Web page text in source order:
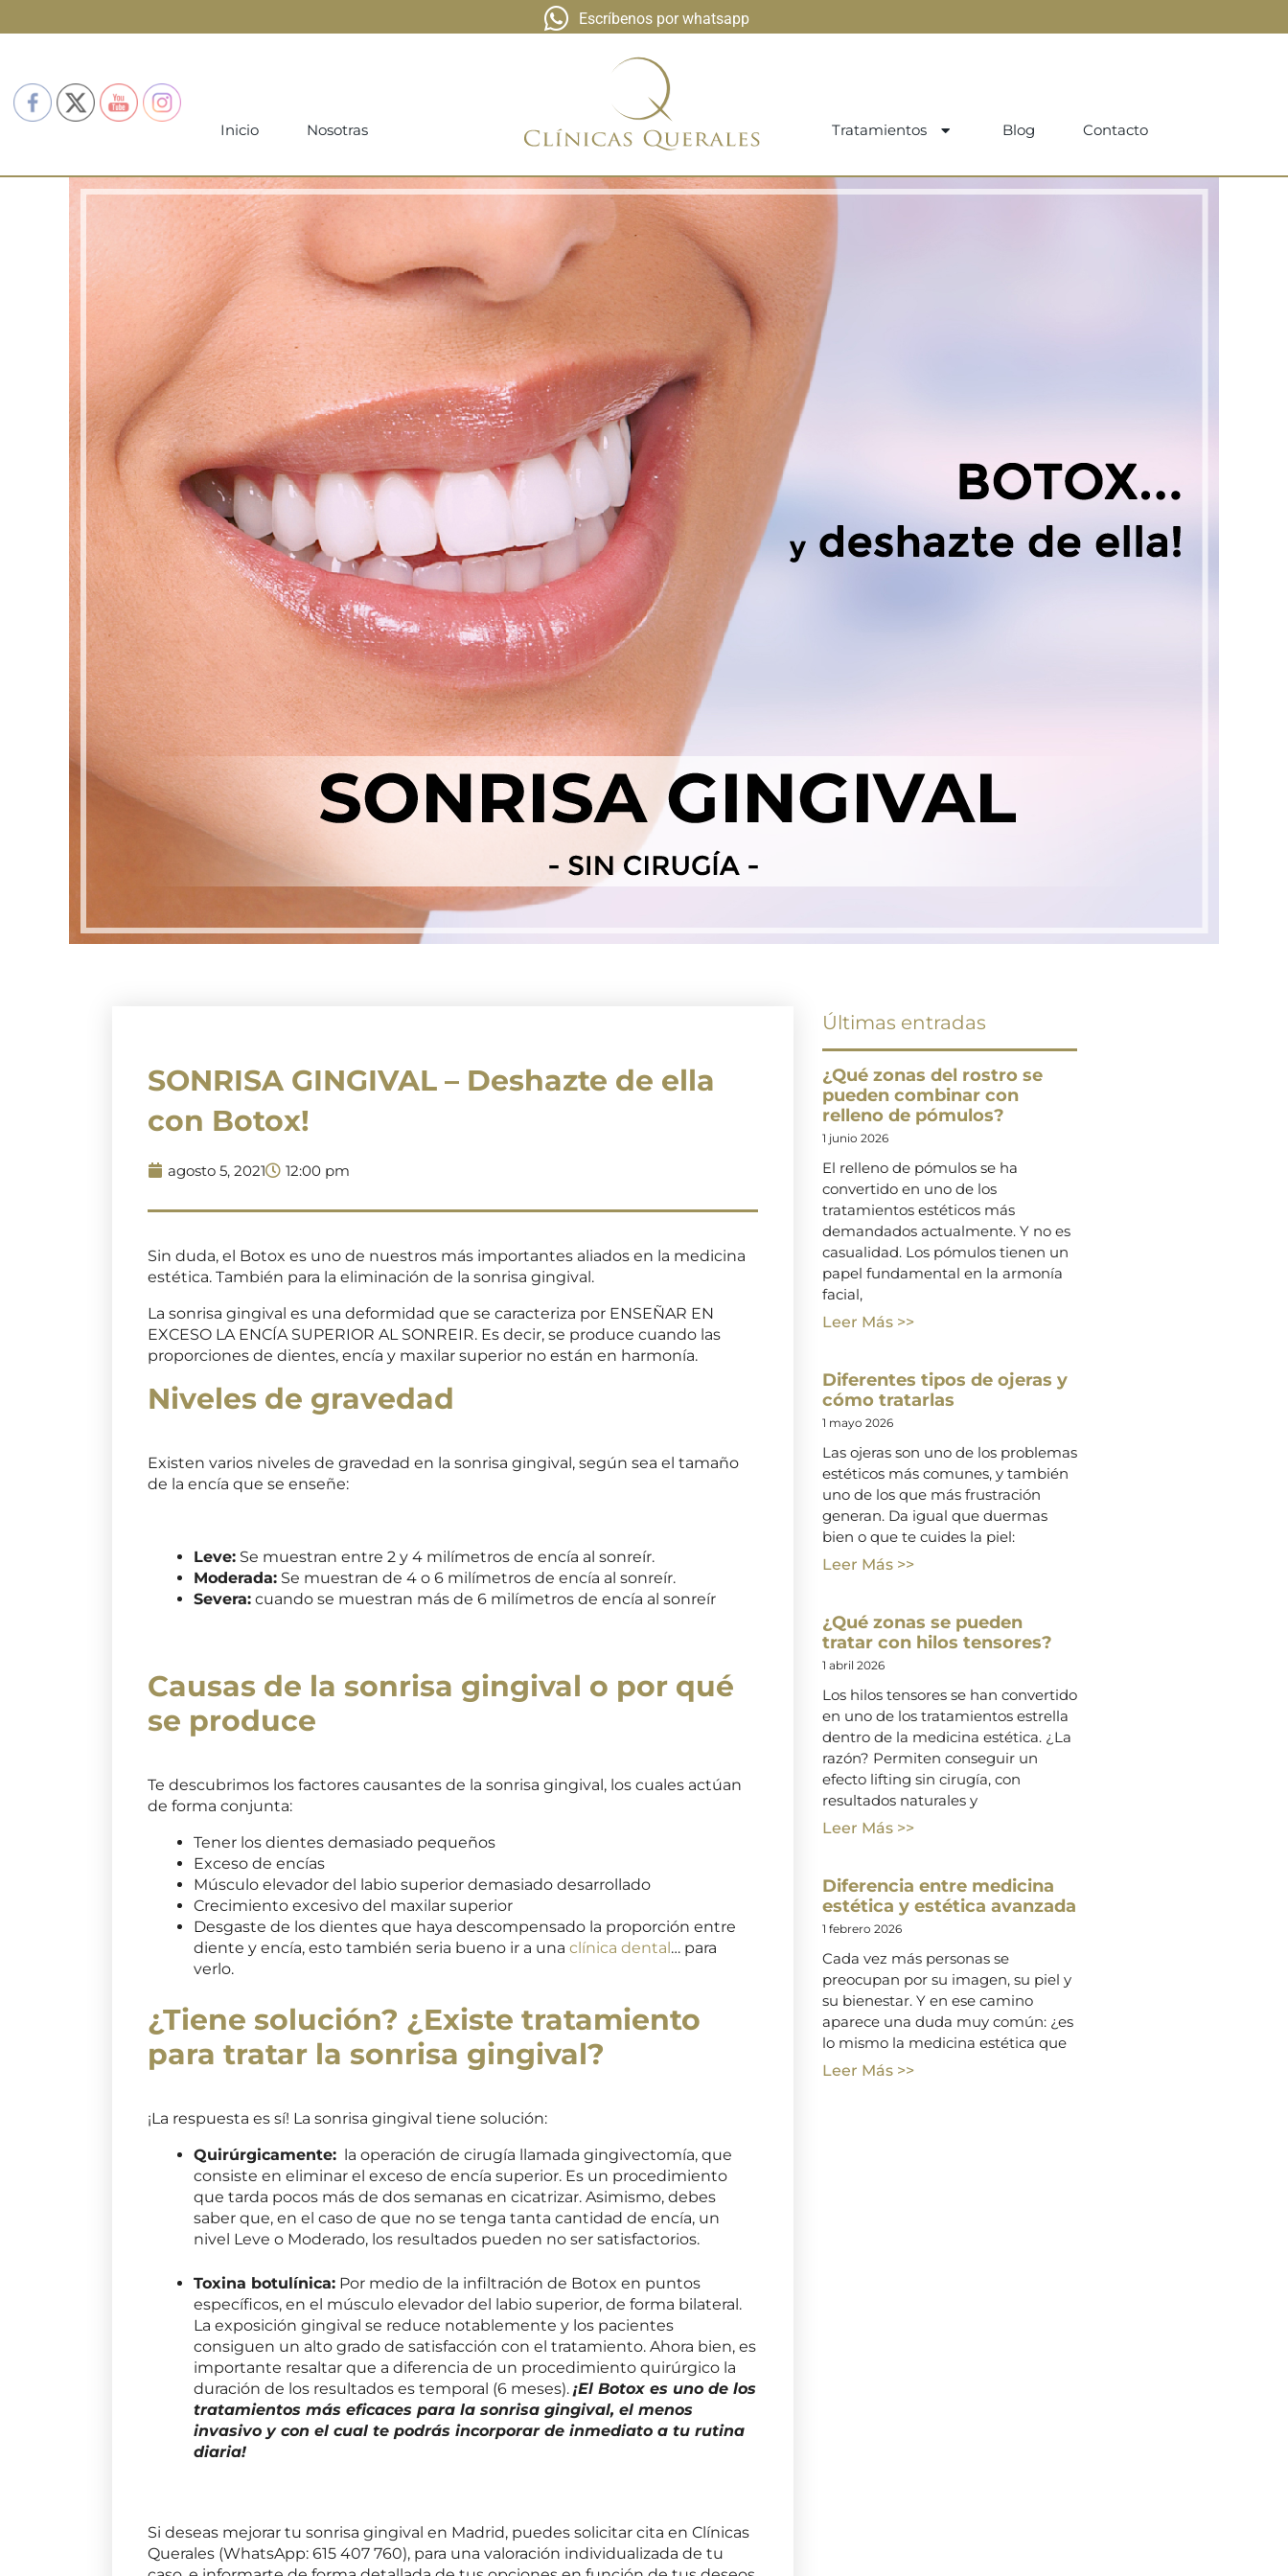
Escríbenos por whatsapp
Inicio Nosotras Tratamientos Blog Contacto
SONRISA GINGIVAL – Deshazte de ella
con Botox!
agosto 5, 2021 12:00 pm
Sin duda, el Botox es uno de nuestros más importantes aliados en la medicina
estética. También para la eliminación de la sonrisa gingival.
La sonrisa gingival es una deformidad que se caracteriza por ENSEÑAR EN
EXCESO LA ENCÍA SUPERIOR AL SONREIR. Es decir, se produce cuando las
proporciones de dientes, encía y maxilar superior no están en harmonía.
Niveles de gravedad
Existen varios niveles de gravedad en la sonrisa gingival, según sea el tamaño
de la encía que se enseñe:
Leve: Se muestran entre 2 y 4 milímetros de encía al sonreír.
Moderada: Se muestran de 4 o 6 milímetros de encía al sonreír.
Severa: cuando se muestran más de 6 milímetros de encía al sonreír
Causas de la sonrisa gingival o por qué
se produce
Te descubrimos los factores causantes de la sonrisa gingival, los cuales actúan
de forma conjunta:
Tener los dientes demasiado pequeños
Exceso de encías
Músculo elevador del labio superior demasiado desarrollado
Crecimiento excesivo del maxilar superior
Desgaste de los dientes que haya descompensado la proporción entre
diente y encía, esto también seria bueno ir a unaclínica dental… para
verlo.
¿Tiene solución? ¿Existe tratamiento
para tratar la sonrisa gingival?
¡La respuesta es sí! La sonrisa gingival tiene solución:
Quirúrgicamente: la operación de cirugía llamada gingivectomía, que
consiste en eliminar el exceso de encía superior. Es un procedimiento
que tarda pocos más de dos semanas en cicatrizar. Asimismo, debes
saber que, en el caso de que no se tenga tanta cantidad de encía, un
nivel Leve o Moderado, los resultados pueden no ser satisfactorios.
Toxina botulínica: Por medio de la infiltración de Botox en puntos
específicos, en el músculo elevador del labio superior, de forma bilateral.
La exposición gingival se reduce notablemente y los pacientes
consiguen un alto grado de satisfacción con el tratamiento. Ahora bien, es
importante resaltar que a diferencia de un procedimiento quirúrgico la
duración de los resultados es temporal (6 meses).¡El Botox es uno de los
tratamientos más eficaces para la sonrisa gingival, el menos
invasivo y con el cual te podrás incorporar de inmediato a tu rutina
diaria!
Si deseas mejorar tu sonrisa gingival en Madrid, puedes solicitar cita en Clínicas
Querales (WhatsApp: 615 407 760), para una valoración individualizada de tu
Últimas entradas
¿Qué zonas del rostro se
pueden combinar con
relleno de pómulos?
1 junio 2026
El relleno de pómulos se ha
convertido en uno de los
tratamientos estéticos más
demandados actualmente. Y no es
casualidad. Los pómulos tienen un
papel fundamental en la armonía
facial,
Leer Más >>
Diferentes tipos de ojeras y
cómo tratarlas
1 mayo 2026
Las ojeras son uno de los problemas
estéticos más comunes, y también
uno de los que más frustración
generan. Da igual que duermas
bien o que te cuides la piel:
Leer Más >>
¿Qué zonas se pueden
tratar con hilos tensores?
1 abril 2026
Los hilos tensores se han convertido
en uno de los tratamientos estrella
dentro de la medicina estética. ¿La
razón? Permiten conseguir un
efecto lifting sin cirugía, con
resultados naturales y
Leer Más >>
Diferencia entre medicina
estética y estética avanzada
1 febrero 2026
Cada vez más personas se
preocupan por su imagen, su piel y
su bienestar. Y en ese camino
aparece una duda muy común: ¿es
lo mismo la medicina estética que
Leer Más >>